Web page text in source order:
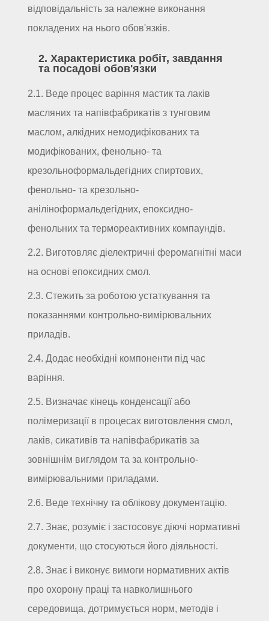
відповідальність за належне виконання
покладених на нього обов'язків.
2. Характеристика робіт, завдання
та посадові обов'язки
2.1. Веде процес варіння мастик та лаків
масляних та напівфабрикатів з тунговим
маслом, алкідних немодифікованих та
модифікованих, фенольно- та
крезольноформальдегідних спиртових,
фенольно- та крезольно-
аніліноформальдегідних, епоксидно-
фенольних та термореактивних компаундів.
2.2. Виготовляє діелектричні феромагнітні маси
на основі епоксидних смол.
2.3. Стежить за роботою устаткування та
показаннями контрольно-вимірювальних
приладів.
2.4. Додає необхідні компоненти під час
варіння.
2.5. Визначає кінець конденсації або
полімеризації в процесах виготовлення смол,
лаків, сикативів та напівфабрикатів за
зовнішнім виглядом та за контрольно-
вимірювальними приладами.
2.6. Веде технічну та облікову документацію.
2.7. Знає, розуміє і застосовує діючі нормативні
документи, що стосуються його діяльності.
2.8. Знає і виконує вимоги нормативних актів
про охорону праці та навколишнього
середовища, дотримується норм, методів і